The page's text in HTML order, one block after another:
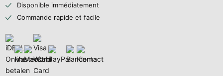
Disponible immédiatement
Commande rapide et facile